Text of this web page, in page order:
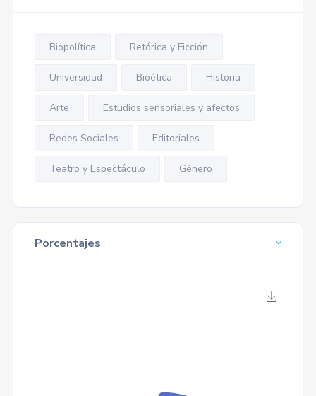
Biopolítica Retórica y Ficción
Universidad Bioética Historia
Arte Estudios sensoriales y afectos
Redes Sociales Editoriales
Teatro y Espectáculo Género
Porcentajes